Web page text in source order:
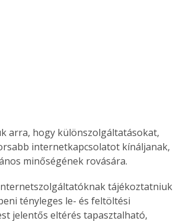
arra, hogy különszolgáltatásokat,
internetkapcsolatot kínáljanak,
minőségének rovására.
tájékoztatniuk
tényleges le- és feltöltési
jelentős eltérés tapasztalható,